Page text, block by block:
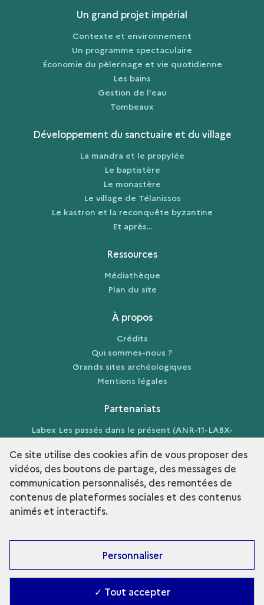
Un grand projet impérial
Contexte et environnement
Un programme spectaculaire
Économie du pèlerinage et vie quotidienne
Les bains
Gestion de l'eau
Tombeaux
Développement du sanctuaire et du village
La mandra et le propylée
Le baptistère
Le monastère
Le village de Télanissos
Le kastron et la reconquête byzantine
Et après...
Ressources
Médiathèque
Plan du site
À propos
Crédits
Qui sommes-nous ?
Grands sites archéologiques
Mentions légales
Partenariats
Labex Les passés dans le présent (ANR-11-LABX-
0026-01)
Découvrir la collection
Ce site utilise des cookies afin de vous proposer des
vidéos, des boutons de partage, des messages de
communication personnalisés, des remontées de
contenus de plateformes sociales et des contenus
animés et interactifs.
Personnaliser
✓ Tout accepter